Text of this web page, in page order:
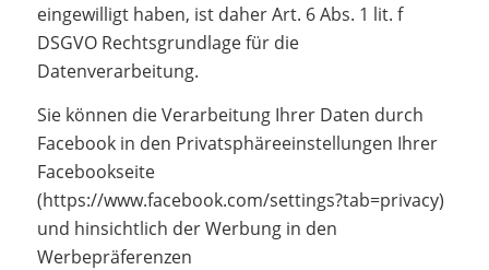
eingewilligt haben, ist daher Art. 6 Abs. 1 lit. f
DSGVO Rechtsgrundlage für die
Datenverarbeitung.
Sie können die Verarbeitung Ihrer Daten durch
Facebook in den Privatsphäreeinstellungen Ihrer
Facebookseite
(https://www.facebook.com/settings?tab=privacy)
und hinsichtlich der Werbung in den
Werbepräferenzen